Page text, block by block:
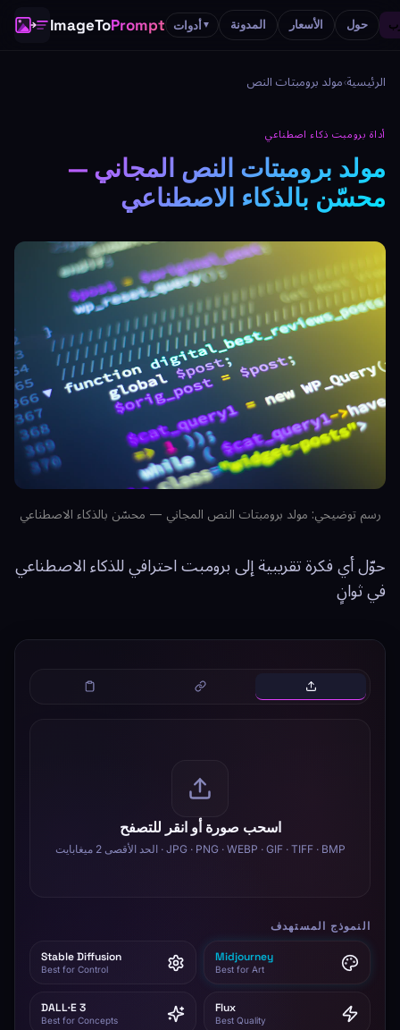
ImageToPrompt أدوات▼ المدونة الأسعار حول
الرئيسية›مولد برومبتات النص
أداة برومبت ذكاء اصطناعي
مولد برومبتات النص المجاني —
محسّن بالذكاء الاصطناعي
رسم توضيحي: مولد برومبتات النص المجاني — محسّن بالذكاء الاصطناعي
حوّل أي فكرة تقريبية إلى برومبت احترافي للذكاء الاصطناعي
في ثوانٍ